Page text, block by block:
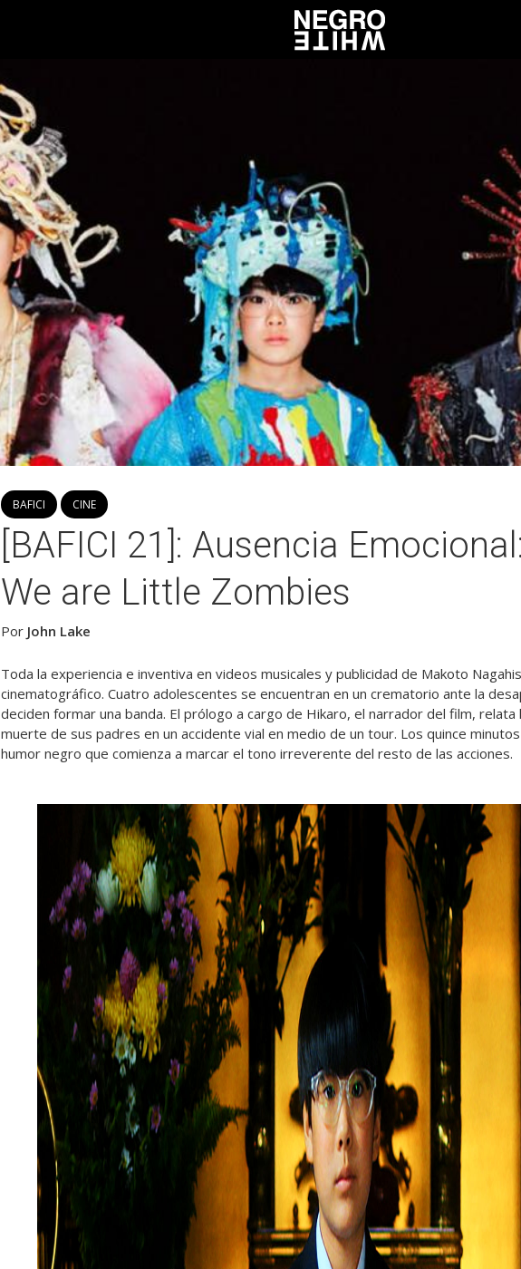
BAFICI CINE
[BAFICI 21]: Ausencia
We are Little Zombies
Por John Lake
Toda la experiencia e inventiva en videos musicales y publicidad de Makoto
cinematográfico. Cuatro adolescentes se encuentran en un crematorio ante la
deciden formar una banda. El prólogo a cargo de Hikaro, el narrador del film, relata
muerte de sus padres en un accidente vial en medio de un tour. Los quince
humor negro que comienza a marcar el tono irreverente del resto de las acciones.